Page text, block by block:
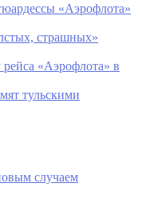
«Аэрофлота»
страшных»
«Аэрофлота» в
тульскими
случаем